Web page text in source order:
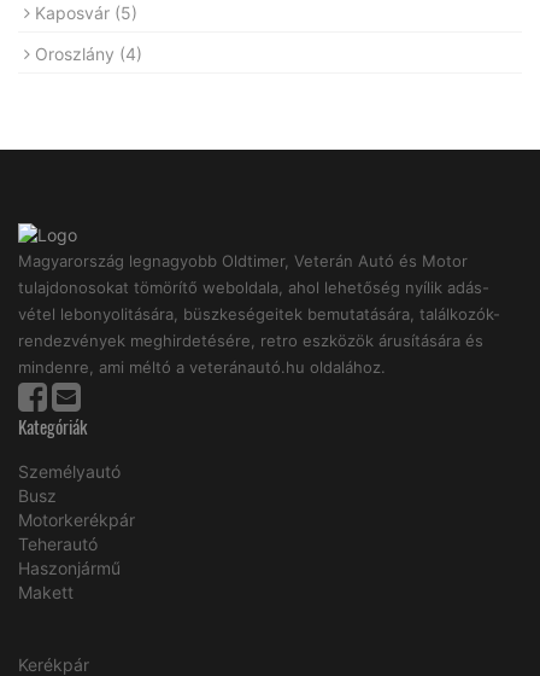
Kaposvár (5)
Oroszlány (4)
Magyarország legnagyobb Oldtimer, Veterán Autó és Motor
tulajdonosokat tömörítő weboldala, ahol lehetőség nyílik adás-
vétel lebonyolitására, büszkeségeitek bemutatására, találkozók-
rendezvények meghirdetésére, retro eszközök árusítására és
mindenre, ami méltó a veteránautó.hu oldalához.
Kategóriák
Személyautó
Busz
Motorkerékpár
Teherautó
Haszonjármű
Makett
Kerékpár